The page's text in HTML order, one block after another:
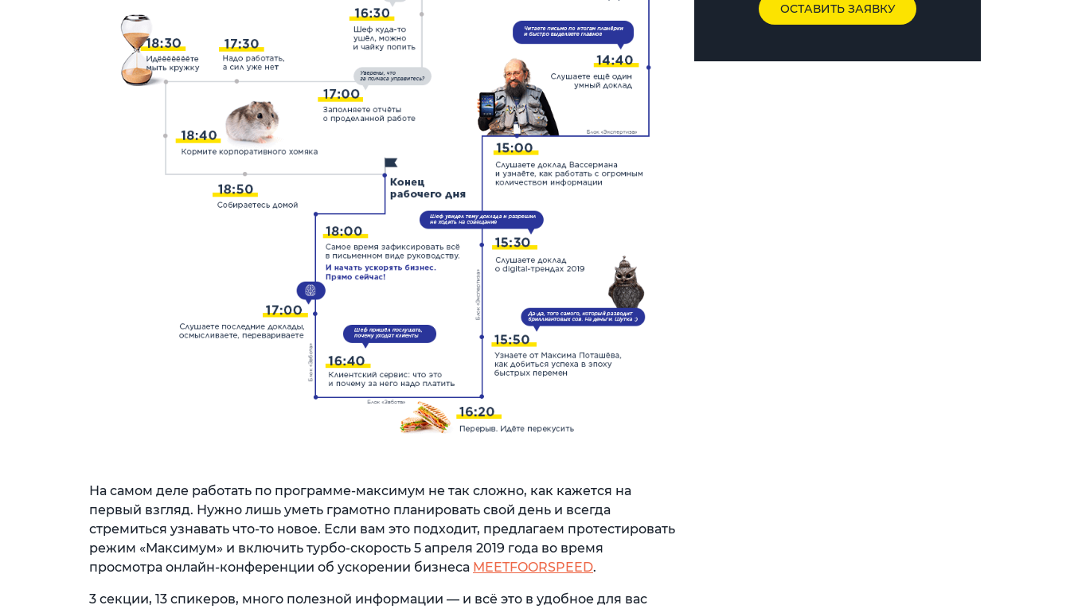
На самом деле работать по программе-максимум не так сложно, как кажется на
первый взгляд. Нужно лишь уметь грамотно планировать свой день и всегда
стремиться узнавать что-то новое. Если вам это подходит, предлагаем протестировать
режим «Максимум» и включить турбо-скорость 5 апреля 2019 года во время
просмотра онлайн-конференции об ускорении бизнеса MEETFOORSPEED.
3 секции, 13 спикеров, много полезной информации — и всё это в удобное для вас
ОСТАВИТЬ ЗАЯВКУ